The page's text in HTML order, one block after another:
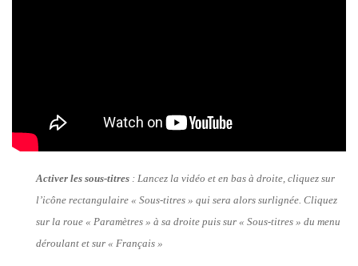
Activer les sous-titres : Lancez la vidéo et en bas à droite, cliquez sur
l’icône rectangulaire « Sous-titres » qui sera alors surlignée. Cliquez
sur la roue « Paramètres » à sa droite puis sur « Sous-titres » du menu
déroulant et sur « Français »